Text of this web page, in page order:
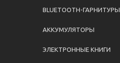
BLUETOOTH-ГАРНИТУРЫ
АККУМУЛЯТОРЫ
ЭЛЕКТРОННЫЕ КНИГИ